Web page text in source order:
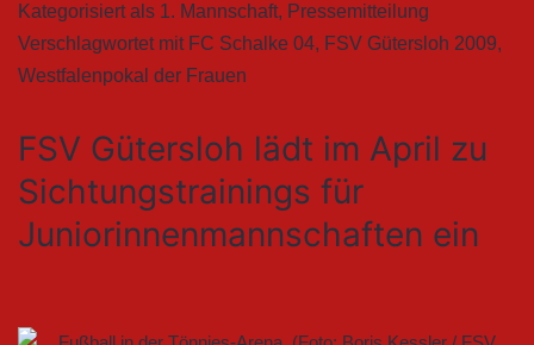
Kategorisiert als 1. Mannschaft, Pressemitteilung
Verschlagwortet mit FC Schalke 04, FSV Gütersloh 2009,
Westfalenpokal der Frauen
FSV Gütersloh lädt im April zu
Sichtungs­trainings für
Juniorinnen­mannschaften ein